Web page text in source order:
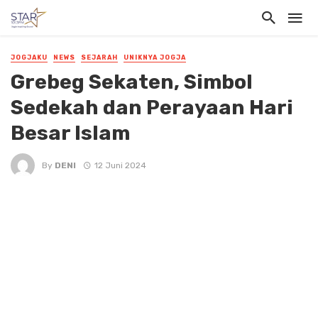
JOGJAKU NEWS SEJARAH UNIKNYA JOGJA
Grebeg Sekaten, Simbol
Sedekah dan Perayaan Hari
Besar Islam
By DENI 12 Juni 2024